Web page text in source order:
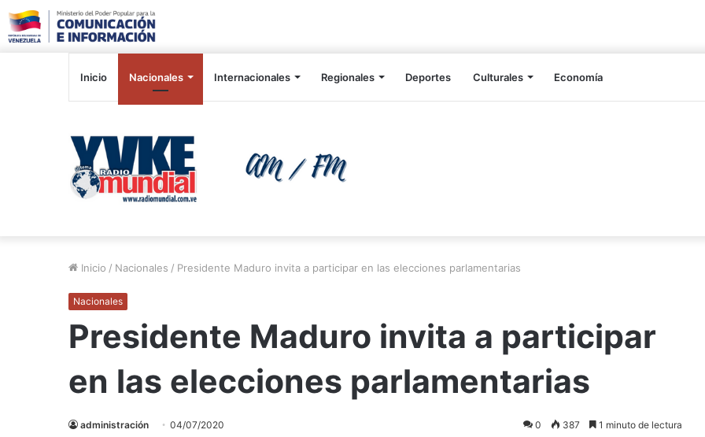
Inicio Nacionales Internacionales Regionales Deportes Culturales Economía
Inicio / Nacionales / Presidente Maduro invita a participar en las elecciones parlamentarias
Nacionales
Presidente Maduro invita a participar
en las elecciones parlamentarias
administración 04/07/2020 0 387 1 minuto de lectura